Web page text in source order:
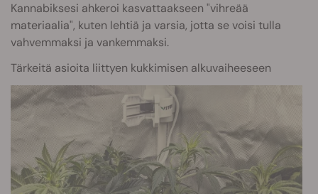
Kannabiksesi ahkeroi kasvattaakseen "vihreää
materiaalia", kuten lehtiä ja varsia, jotta se voisi tulla
vahvemmaksi ja vankemmaksi.
Tärkeitä asioita liittyen kukkimisen alkuvaiheeseen